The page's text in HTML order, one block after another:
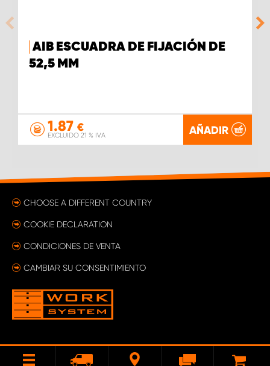
AIB ESCUADRA DE FIJACIÓN DE
52,5 MM
1.87 €
EXCLUIDO 21 % IVA AÑADIR
CHOOSE A DIFFERENT COUNTRY
COOKIE DECLARATION
CONDICIONES DE VENTA
CAMBIAR SU CONSENTIMIENTO